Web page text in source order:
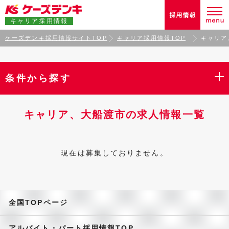
キャリア採用情報
ケーズデンキ採用情報サイトTOP キャリア採用情報TOP キャリ
条件から探す
キャリア、大船渡市の求人情報一覧
現在は募集しておりません。
全国TOPページ